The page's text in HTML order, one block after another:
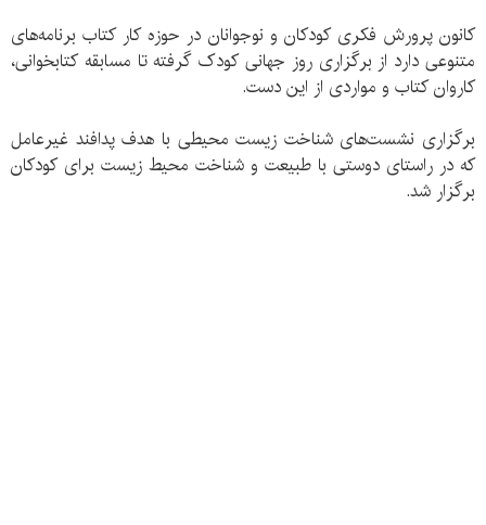
کانون پرورش فکری کودکان و نوجوانان در حوزه کار کتاب برنامه‌های
متنوعی دارد از برگزاری روز جهانی کودک گرفته تا مسابقه کتابخوانی،
کاروان کتاب و مواردی از این دست.
برگزاری نشست‌های شناخت زیست محیطی با هدف پدافند غیرعامل
که در راستای دوستی با طبیعت و شناخت محیط زیست برای کودکان
برگزار شد.